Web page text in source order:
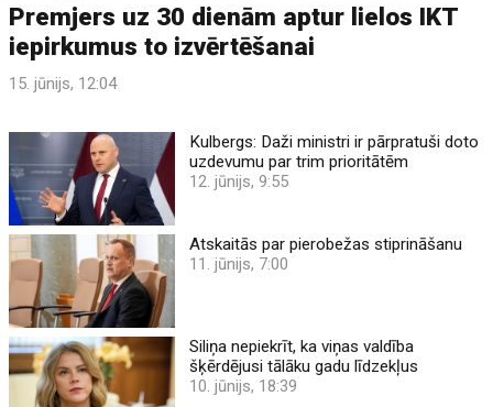
Premjers uz 30 dienām aptur lielos IKT
iepirkumus to izvērtēšanai
15. jūnijs, 12:04
Kulbergs: Daži ministri ir pārpratuši doto
uzdevumu par trim prioritātēm
12. jūnijs, 9:55
Atskaitās par pierobežas stiprināšanu
11. jūnijs, 7:00
Siliņa nepiekrīt, ka viņas valdība
šķērdējusi tālāku gadu līdzekļus
10. jūnijs, 18:39